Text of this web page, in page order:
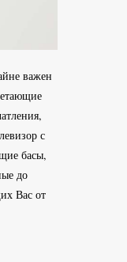
важен
с
басы,
до
Вас от